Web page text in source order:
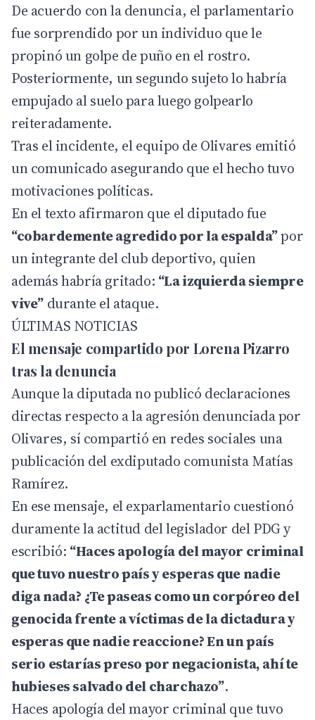
De acuerdo con la denuncia, el parlamentario
fue sorprendido por un individuo que le
propinó un golpe de puño en el rostro.
Posteriormente, un segundo sujeto lo habría
empujado al suelo para luego golpearlo
reiteradamente.
Tras el incidente, el equipo de Olivares emitió
un comunicado asegurando que el hecho tuvo
motivaciones políticas.
En el texto afirmaron que el diputado fue
“cobardemente agredido por la espalda”por
un integrante del club deportivo, quien
además habría gritado: “La izquierda siempre
vive” durante el ataque.
ÚLTIMAS NOTICIAS
El mensaje compartido por Lorena Pizarro
tras la denuncia
Aunque la diputada no publicó declaraciones
directas respecto a la agresión denunciada por
Olivares, sí compartió en redes sociales una
publicación del exdiputado comunista Matías
Ramírez.
En ese mensaje, el exparlamentario cuestionó
duramente la actitud del legislador del PDG y
escribió: “Haces apología del mayor criminal
que tuvo nuestro país y esperas que nadie
diga nada? ¿Te paseas como un corpóreo del
genocida frente a víctimas de la dictadura y
esperas que nadie reaccione? En un país
serio estarías preso por negacionista, ahí te
hubieses salvado del charchazo”.
Haces apología del mayor criminal que tuvo